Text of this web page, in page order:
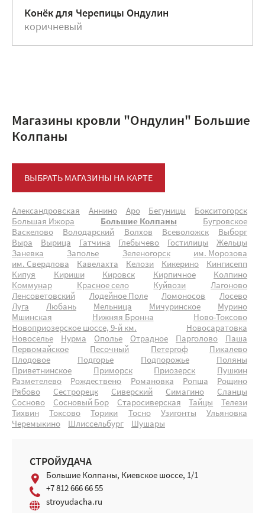
Конёк для Черепицы Ондулин
коричневый
Магазины кровли "Ондулин" Большие
Колпаны
ВЫБРАТЬ МАГАЗИНЫ НА КАРТЕ
Александровская Аннино Аро Бегуницы
Бокситогорск
Большая Ижора
Большие Колпаны
Бугровское
Васкелово
Володарский Волхов Всеволожск
Выборг
Выра
Вырица Гатчина Глебычево Гостилицы
Жельцы
Заневка
Заполье Зеленогорск
им. Морозова
им. Свердлова
Кавелахта Келози Кикерино
Кингисепп
Кипуя
Кириши Кировск Кирпичное
Колпино
Коммунар
Красное село Куйвози
Лагоново
Ленсоветовский
Лодейное Поле Ломоносов
Лосево
Луга
Любань Мельница Мичуринское
Мурино
Мшинская
Нижняя Бронна
Ново-Токсово
Новоприозерское шоссе, 9-й км.
Новосаратовка
Новоселье
Нурма Ополье Отрадное Парголово
Паша
Первомайское
Песочный Петергоф
Пикалево
Плодовое
Подгорье Подпорожье
Поляны
Приветнинское
Приморск Приозерск
Пушкин
Разметелево
Рождествено Романовка Ропша
Рощино
Рябово
Сестрорецк Сиверский Симагино
Сланцы
Сосново
Сосновый Бор Старосиверская Тайцы
Телези
Тихвин
Токсово Торики Тосно Узигонты
Ульяновка
Черемыкино
Шлиссельбург Шушары
СТРОЙУДАЧА
Большие Колпаны, Киевское шоссе, 1/1
+7 812 666 66 55
stroyudacha.ru